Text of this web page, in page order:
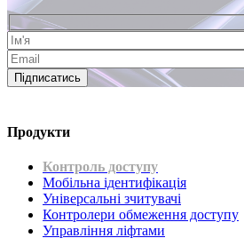
Підписатись
Продукти
Контроль доступу
Мобільна ідентифікація
Універсальні зчитувачі
Контролери обмеження доступу
Управління ліфтами